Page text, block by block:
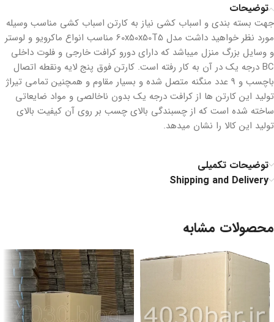
توضیحات
جهت بسته بندی و اسباب کشی نیاز به کارتن اسباب کشی مناسب وسیله
مورد نظر خواهید داشت مدل 60x50x50T5 مناسب انواع ماکرویو و لوستر
و وسایل بزرگ منزل میباشد که دارای دورو کرافت خارجی و فلوت داخلی
BC درجه یک در آن به کار رفته است. کارتن فوق پنج لایه ونقطه اتصال
باچسب و 9 عدد منگنه متصل شده و بسیار مقاوم و همچنین تمامی تیراژ
تولید این کارتن ها از کرافت درجه یک بدون ناخالصی و مواد ضایعاتی
ساخته شده است که از چسبندگی بالای چسب بر روی آن کیفیت بالای
تولید این کالا را نشان میدهد.
توضیحات تکمیلی
Shipping and Delivery
محصولات مشابه